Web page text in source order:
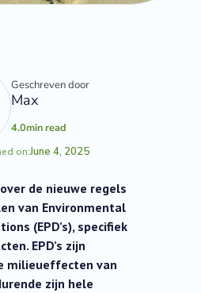
Geschreven door
Max
4.0min read
on:June 4, 2025
de nieuwe regels
van Environmental
(EPD’s), specifiek
EPD’s zijn
milieueffecten van
zijn hele